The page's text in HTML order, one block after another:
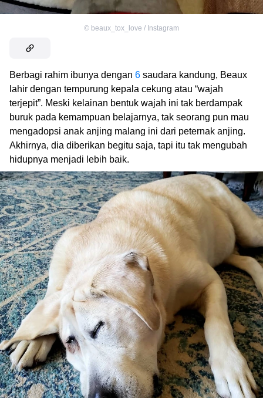
© beaux_tox_love / Instagram
Berbagi rahim ibunya dengan 6 saudara kandung, Beaux
lahir dengan tempurung kepala cekung atau “wajah
terjepit”. Meski kelainan bentuk wajah ini tak berdampak
buruk pada kemampuan belajarnya, tak seorang pun mau
mengadopsi anak anjing malang ini dari peternak anjing.
Akhirnya, dia diberikan begitu saja, tapi itu tak mengubah
hidupnya menjadi lebih baik.